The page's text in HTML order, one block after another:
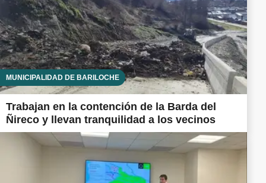
MUNICIPALIDAD DE BARILOCHE
Trabajan en la contención de la Barda del
Ñireco y llevan tranquilidad a los vecinos